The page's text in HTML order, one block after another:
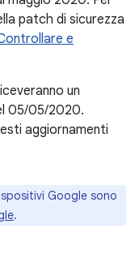
patch di sicurezza
e
un
05/05/2020.
aggiornamenti
Google sono
.